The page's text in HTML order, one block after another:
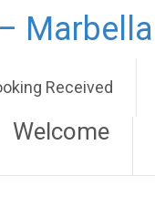
Received
Welcome